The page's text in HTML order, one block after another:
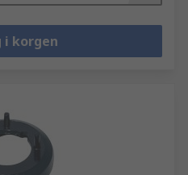
i korgen